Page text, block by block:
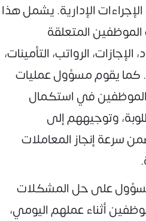
الإدارية. يشمل هذا
الموظفين المتعلقة
الرواتب، التأمينات،
كما يقوم مسؤول عمليات
الموظفين في استكمال
وتوجيههم إلى
سرعة إنجاز المعاملات
على حل المشكلات
أثناء عملهم اليومي،